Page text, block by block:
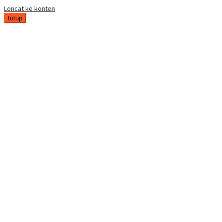
Loncat ke konten
tutup